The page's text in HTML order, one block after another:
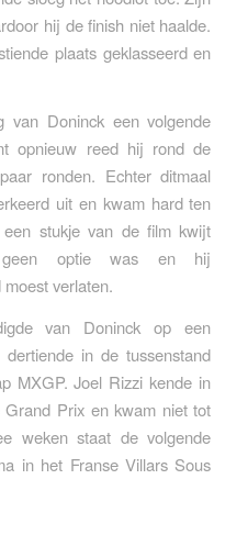
hij de finish niet haalde.
plaats geklasseerd en
van Doninck een volgende
opnieuw reed hij rond de
ronden. Echter ditmaal
uit en kwam hard ten
stukje van de film kwijt
geen optie was en hij
verlaten.
van Doninck op een
in de tussenstand
MXGP. Joel Rizzi kende in
Prix en kwam niet tot
weken staat de volgende
in het Franse Villars Sous